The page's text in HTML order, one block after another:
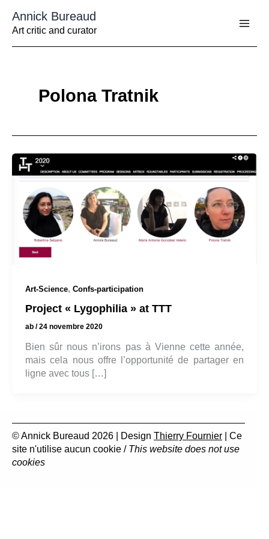
contenu
Annick Bureaud
Art critic and curator
Polona Tratnik
Art-Science, Confs-participation
Project « Lygophilia » at TTT
ab /24 novembre 2020
Bien sûr nous n’irons pas à Vienne cette année,
mais cela nous offre l’opportunité de partager en
ligne avec tous […]
© Annick Bureaud 2026 | Design Thierry Fournier | Ce
site n'utilise aucun cookie / This website does not use
cookies